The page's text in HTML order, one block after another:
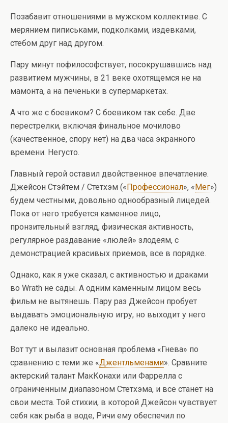
Позабавит отношениями в мужском коллективе. С
мерянием пиписьками, подколками, издевками,
стебом друг над другом.
Пару минут пофилософствует, посокрушавшись над
развитием мужчины, в 21 веке охотящемся не на
мамонта, а на печеньки в супермаркетах.
А что же с боевиком? С боевиком так себе. Две
перестрелки, включая финальное мочилово
(качественное, спору нет) на два часа экранного
времени. Негусто.
Главный герой оставил двойственное впечатление.
Джейсон Стэйтем / Стетхэм («Профессионал», «Мег»)
будем честными, довольно однообразный лицедей.
Пока от него требуется каменное лицо,
пронзительный взгляд, физическая активность,
регулярное раздавание «люлей» злодеям, с
демонстрацией красивых приемов, все в порядке.
Однако, как я уже сказал, с активностью и драками
во Wrath не сады. А одним каменным лицом весь
фильм не вытянешь. Пару раз Джейсон пробует
выдавать эмоциональную игру, но выходит у него
далеко не идеально.
Вот тут и вылазит основная проблема «Гнева» по
сравнению с теми же «Джентльменами». Сравните
актерский талант МакКонахи или Фаррелла с
ограниченным диапазоном Стетхэма, и все станет на
свои места. Той стихии, в которой Джейсон чувствует
себя как рыба в воде, Ричи ему обеспечил по